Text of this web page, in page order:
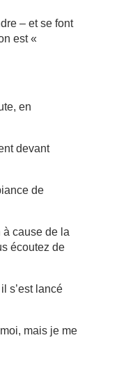
– et se font
est «
en
devant
de
à cause de la
écoutez de
s’est lancé
mais je me